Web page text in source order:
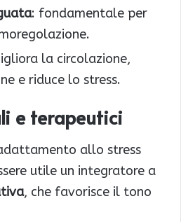
: fondamentale per
la circolazione,
e riduce lo stress.
e terapeutici
allo stress
utile un integratore a
, che favorisce il tono